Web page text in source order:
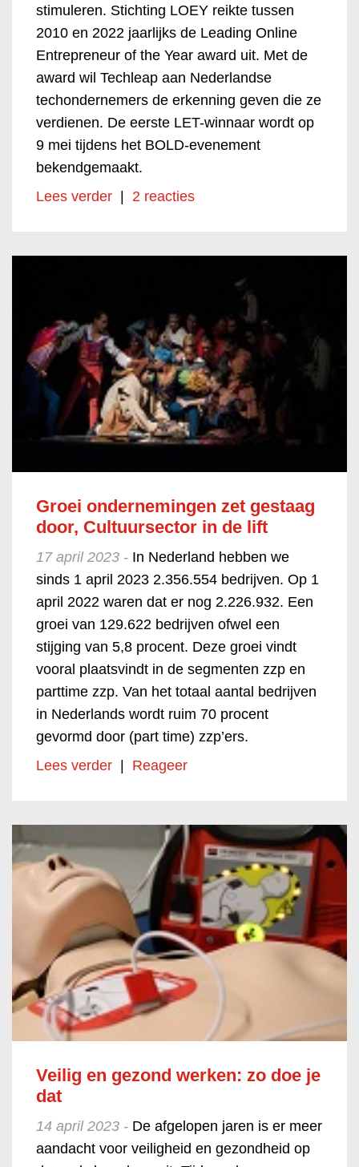
stimuleren. Stichting LOEY reikte tussen
2010 en 2022 jaarlijks de Leading Online
Entrepreneur of the Year award uit. Met de
award wil Techleap aan Nederlandse
techondernemers de erkenning geven die ze
verdienen. De eerste LET-winnaar wordt op
9 mei tijdens het BOLD-evenement
bekendgemaakt.
Lees verder
2 reacties
Groei ondernemingen zet gestaag
door, Cultuursector in de lift
17 april 2023 - In Nederland hebben we
sinds 1 april 2023 2.356.554 bedrijven. Op 1
april 2022 waren dat er nog 2.226.932. Een
groei van 129.622 bedrijven ofwel een
stijging van 5,8 procent. Deze groei vindt
vooral plaatsvindt in de segmenten zzp en
parttime zzp. Van het totaal aantal bedrijven
in Nederlands wordt ruim 70 procent
gevormd door (part time) zzp’ers.
Lees verder
Reageer
Veilig en gezond werken: zo doe je
dat
14 april 2023 - De afgelopen jaren is er meer
aandacht voor veiligheid en gezondheid op